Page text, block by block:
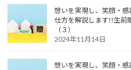
想いを実現し、笑顔・
仕方を解説します!!生前
（３）
2024年11月14日
想いを実現し、笑顔・